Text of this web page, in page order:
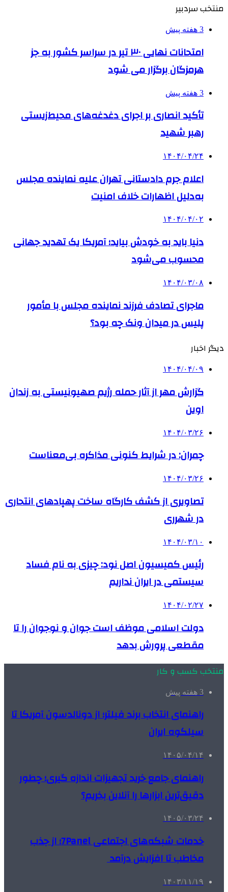
منتخب سردبیر
3 هفته پیش
امتحانات نهایی ۳۰ تیر در سراسر کشور به جز
هرمزگان برگزار می شود
3 هفته پیش
تأکید انصاری بر اجرای دغدغه‌های محیط‌زیستی
رهبر شهید
۱۴۰۴/۰۴/۲۴
اعلام جرم دادستانی تهران علیه نماینده مجلس
به‌دلیل اظهارات خلاف امنیت
۱۴۰۴/۰۴/۰۲
دنیا باید به خودش بیاید؛ آمریکا یک تهدید جهانی
محسوب می‌شود
۱۴۰۴/۰۳/۰۸
ماجرای تصادف فرزند نماینده مجلس با مأمور
پلیس در میدان ونک چه بود؟
دیگر اخبار
۱۴۰۴/۰۴/۰۹
گزارش مهر از آثار حمله رژیم صهیونیستی به زندان
اوین
۱۴۰۴/۰۳/۲۶
چمران: در شرایط کنونی مذاکره بی‌معناست
۱۴۰۴/۰۳/۲۶
تصاویری از کشف کارگاه ساخت پهپادهای انتحاری
در شهرری
۱۴۰۴/۰۳/۱۰
رئیس کمیسیون اصل نود: چیزی به نام فساد
سیستمی در ایران نداریم
۱۴۰۴/۰۲/۲۷
دولت اسلامی موظف است جوان و نوجوان را تا
مقطعی پرورش بدهد
منتخب کسب و کار
3 هفته پیش
راهنمای انتخاب برند فیلتر؛ از دونالدسون آمریکا تا
سیلکوه ایران
۱۴۰۵/۰۴/۱۴
راهنمای جامع خرید تجهیزات اندازه گیری؛ چطور
دقیق‌ترین ابزارها را آنلاین بخریم؟
۱۴۰۵/۰۳/۲۴
خدمات شبکه‌های اجتماعی 7Panel؛ از جذب
مخاطب تا افزایش درآمد
۱۴۰۳/۱۱/۱۹